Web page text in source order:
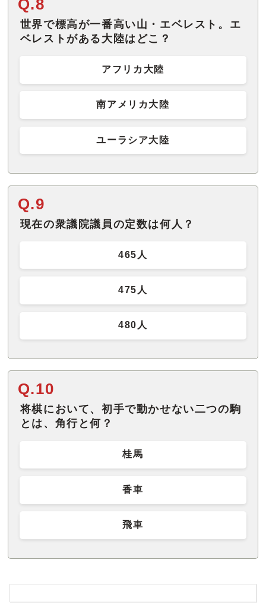
Q.8
世界で標高が一番高い山・エベレスト。エ
ベレストがある大陸はどこ？
アフリカ大陸
南アメリカ大陸
ユーラシア大陸
Q.9
現在の衆議院議員の定数は何人？
465人
475人
480人
Q.10
将棋において、初手で動かせない二つの駒
とは、角行と何？
桂馬
香車
飛車